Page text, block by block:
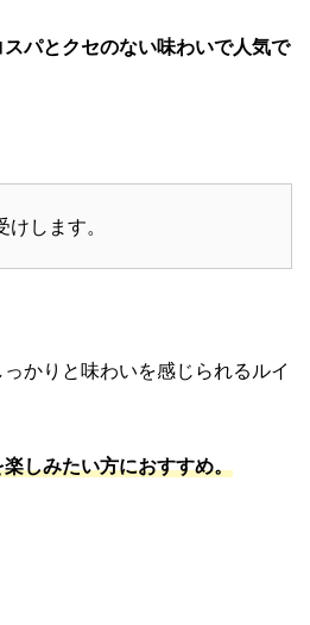
パとクセのない味わいで人気で
します。
かりと味わいを感じられるルイ
しみたい方におすすめ。